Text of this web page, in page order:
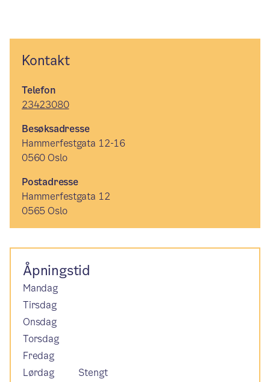
Kontakt
Telefon
23423080
Besøksadresse
Hammerfestgata 12-16
0560 Oslo
Postadresse
Hammerfestgata 12
0565 Oslo
Åpningstid
Mandag
Tirsdag
Onsdag
Torsdag
Fredag
Lørdag
Stengt